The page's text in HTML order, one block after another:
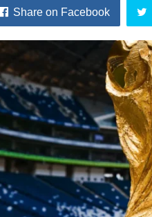
Share on Facebook